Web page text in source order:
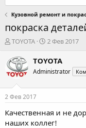
Кузовной ремонт и
покраска
А
т
о
р
е
м
ы
TOYOTA
Д
т
н
л
2 Фев 2017
TOYOTA
Administrator
2 Фев 2017
Качественная и не
наших коллег!